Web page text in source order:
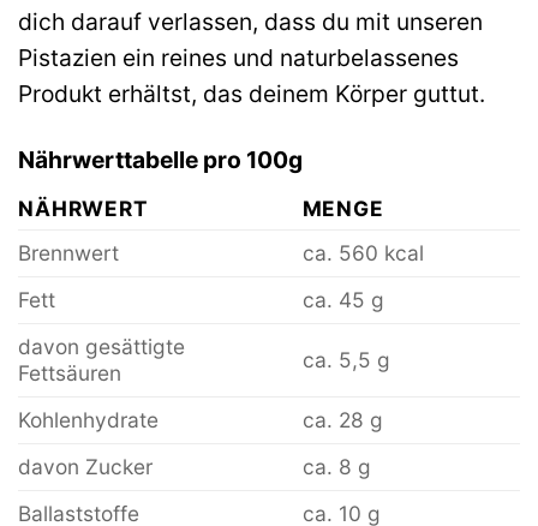
dich darauf verlassen, dass du mit unseren
Pistazien ein reines und naturbelassenes
Produkt erhältst, das deinem Körper guttut.
Nährwerttabelle pro 100g
NÄHRWERT
MENGE
Brennwert
ca. 560 kcal
Fett
ca. 45 g
davon gesättigte
Fettsäuren
ca. 5,5 g
Kohlenhydrate
ca. 28 g
davon Zucker
ca. 8 g
Ballaststoffe
ca. 10 g